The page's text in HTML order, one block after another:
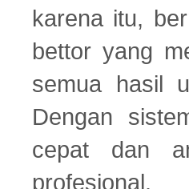
karena itu,
bettor yang
semua hasil
Dengan
cepat dan
profesional.